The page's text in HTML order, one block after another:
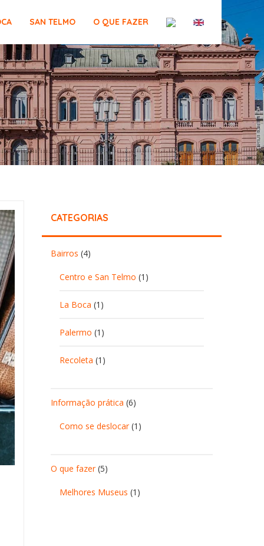
SAN TELMO O QUE FAZER
CATEGORIAS
Bairros (4)
Centro e San Telmo (1)
La Boca (1)
Palermo (1)
Recoleta (1)
Informação prática (6)
Como se deslocar(1)
O que fazer(5)
Melhores Museus (1)